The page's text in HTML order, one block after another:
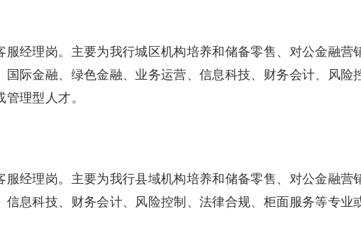
经理岗。主要为我行城区机构培养和储备零售、对公金融营
国际金融、绿色金融、业务运营、信息科技、财务会计、风险
理型人才。
经理岗。主要为我行县域机构培养和储备零售、对公金融营
信息科技、财务会计、风险控制、法律合规、柜面服务等专业